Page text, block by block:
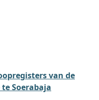
van de
Soerabaja